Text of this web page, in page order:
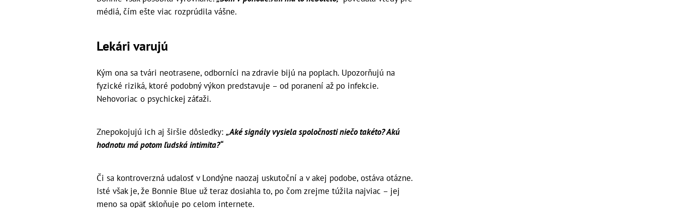
médiá, čím ešte viac rozprúdila vášne.
Lekári varujú
Kým ona sa tvári neotrasene, odborníci na zdravie bijú na poplach. Upozorňujú na
fyzické riziká, ktoré podobný výkon predstavuje – od poranení až po infekcie.
Nehovoriac o psychickej záťaži.
Znepokojujú ich aj širšie dôsledky: „Aké signály vysiela spoločnosti niečo takéto? Akú
hodnotu má potom ľudská intimita?“
Či sa kontroverzná udalosť v Londýne naozaj uskutoční a v akej podobe, ostáva otázne.
Isté však je, že Bonnie Blue už teraz dosiahla to, po čom zrejme túžila najviac – jej
meno sa opäť skloňuje po celom internete.